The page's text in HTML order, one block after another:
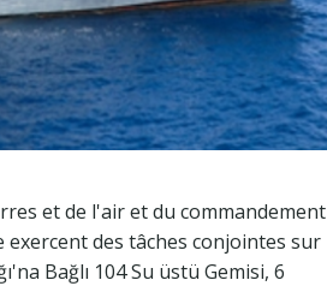
et de l'air et du commandement
des tâches conjointes sur
Bağlı 104 Su üstü Gemisi, 6